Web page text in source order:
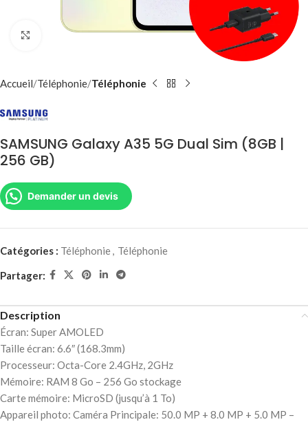
Agrandir
Accueil Téléphonie Téléphonie
SAMSUNG Galaxy A35 5G Dual Sim (8GB |
256 GB)
Demander un devis
Catégories : Téléphonie, Téléphonie
Partager:
Description
Écran: Super AMOLED
Taille écran: 6.6″ (168.3mm)
Processeur: Octa-Core 2.4GHz, 2GHz
Mémoire: RAM 8 Go – 256 Go stockage
Carte mémoire: MicroSD (jusqu’à 1 To)
Appareil photo: Caméra Principale: 50.0 MP + 8.0 MP + 5.0 MP –